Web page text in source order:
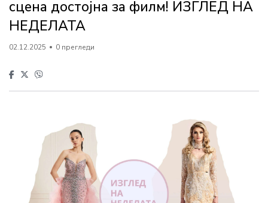
сцена достојна за филм! ИЗГЛЕД НА
НЕДЕЛАТА
02.12.2025 0 прегледи